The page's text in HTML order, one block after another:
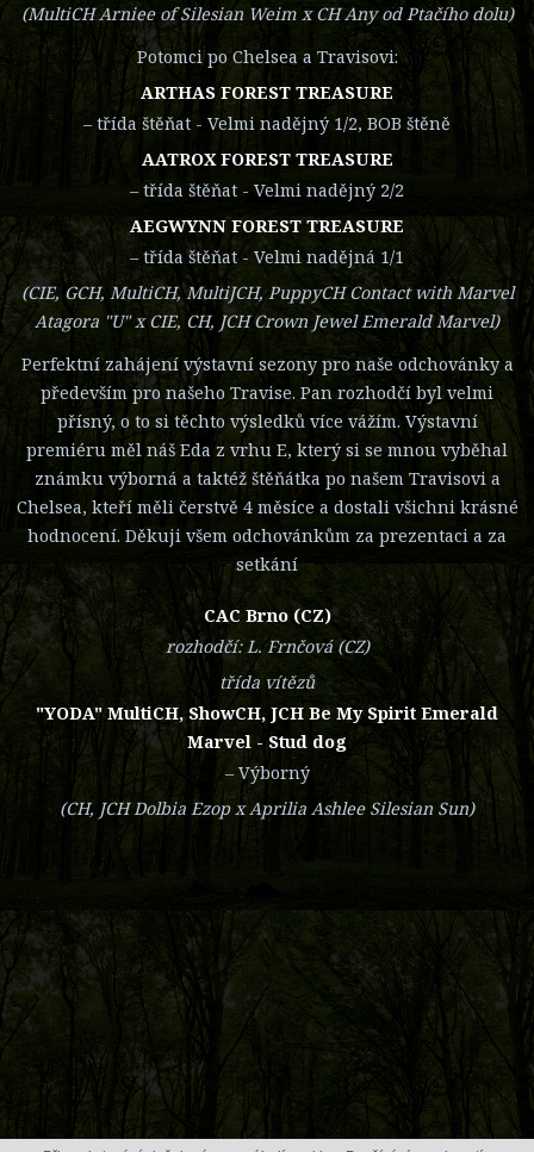
(MultiCH Arniee of Silesian Weim x CH Any od Ptačího dolu)
Potomci po Chelsea a Travisovi:
ARTHAS FOREST TREASURE
– třída štěňat - Velmi nadějný 1/2, BOB štěně
AATROX FOREST TREASURE
– třída štěňat - Velmi nadějný 2/2
AEGWYNN FOREST TREASURE
– třída štěňat - Velmi nadějná 1/1
(CIE, GCH, MultiCH, MultiJCH, PuppyCH Contact with Marvel
Atagora "U" x CIE, CH, JCH Crown Jewel Emerald Marvel)
Perfektní zahájení výstavní sezony pro naše odchovánky a
především pro našeho Travise. Pan rozhodčí byl velmi
přísný, o to si těchto výsledků více vážím. Výstavní
premiéru měl náš Eda z vrhu E, který si se mnou vyběhal
známku výborná a taktéž štěňátka po našem Travisovi a
Chelsea, kteří měli čerstvě 4 měsíce a dostali všichni krásné
hodnocení. Děkuji všem odchovánkům za prezentaci a za
setkání
CAC Brno (CZ)
rozhodčí: L. Frnčová (CZ)
třída vítězů
"YODA" MultiCH, ShowCH, JCH Be My Spirit Emerald
Marvel - Stud dog
– Výborný
(CH, JCH Dolbia Ezop x Aprilia Ashlee Silesian Sun)